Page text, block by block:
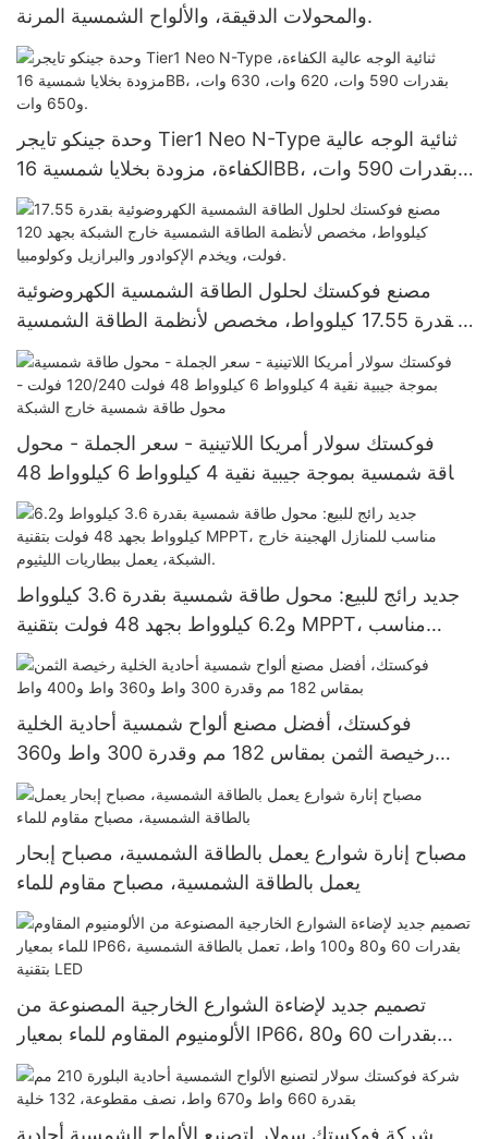
والمحولات الدقيقة، والألواح الشمسية المرنة.
وحدة جينكو تايجر Tier1 Neo N-Type ثنائية الوجه عالية
الكفاءة، مزودة بخلايا شمسية 16BB، بقدرات 590 وات،
620 وات، 630 وات، و650 وات.
مصنع فوكستك لحلول الطاقة الشمسية الكهروضوئية
بقدرة 17.55 كيلوواط، مخصص لأنظمة الطاقة الشمسية
خارج الشبكة بجهد 120 فولت، ويخدم الإكوادور والبرازيل
وكولومبيا.
فوكستك سولار أمريكا اللاتينية - سعر الجملة - محول
طاقة شمسية بموجة جيبية نقية 4 كيلوواط 6 كيلوواط 48
فولت 120/240 فولت - محول طاقة شمسية خارج
الشبكة
جديد رائج للبيع: محول طاقة شمسية بقدرة 3.6 كيلوواط
و6.2 كيلوواط بجهد 48 فولت بتقنية MPPT، مناسب
فوكستك، أفضل مصنع ألواح شمسية أحادية الخلية
رخيصة الثمن بمقاس 182 مم وقدرة 300 واط و360
واط و400 واط
مصباح إنارة شوارع يعمل بالطاقة الشمسية، مصباح إبحار
يعمل بالطاقة الشمسية، مصباح مقاوم للماء
تصميم جديد لإضاءة الشوارع الخارجية المصنوعة من
الألومنيوم المقاوم للماء بمعيار IP66، بقدرات 60 و80
شركة فوكستك سولار لتصنيع الألواح الشمسية أحادية